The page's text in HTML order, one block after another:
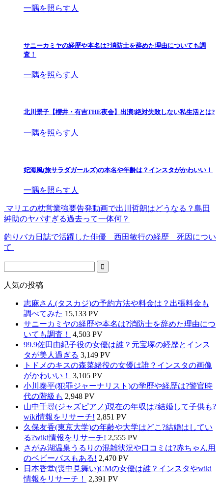
一隅を照らす人
サニーカミヤの経歴や本名は?消防士を辞めた理由についても調
査！
一隅を照らす人
北川景子【櫻井・有吉THE夜会】出演!絶対失敗しない私生活とは?
一隅を照らす人
妃海風(旅サラダガールズ)の本名や年齢は？インスタがかわいい！
一隅を照らす人
マリエの枕営業強要告発動画で出川哲朗はどうなる？島田
紳助のヤバすぎる過去って一体何？
釣りバカ日誌で活躍した俳優 西田敏行の経歴 死因につい
て
人気の投稿
志麻さん(タスカジ)の予約方法や料金は？出張料金も
調べてみた 15,133 PV
サニーカミヤの経歴や本名は?消防士を辞めた理由につ
いても調査！
4,503 PV
99.9佐田由紀子役の女優は誰？元宝塚の経歴とインス
タが美人過ぎる 3,149 PV
トドメのキスの森菜緒役の女優は誰？インスタの画像
がかわいい！
3,105 PV
小川泰平(犯罪ジャーナリスト)の学歴や経歴は?警官時
代の階級も 2,948 PV
山中千尋(ジャズピアノ)現在の年収は?結婚して子供も?
wiki情報をリサーチ! 2,851 PV
久保友香(東京大学)の年齢や大学はどこ?結婚はしてい
る?wiki情報をリサーチ! 2,555 PV
さがみ湖温泉うるりの混雑状況や口コミは?赤ちゃん用
のベビーバスもある! 2,470 PV
日本香堂(喪中見舞い)CMの女優は誰？インスタやwiki
情報をリサーチ！
2,391 PV